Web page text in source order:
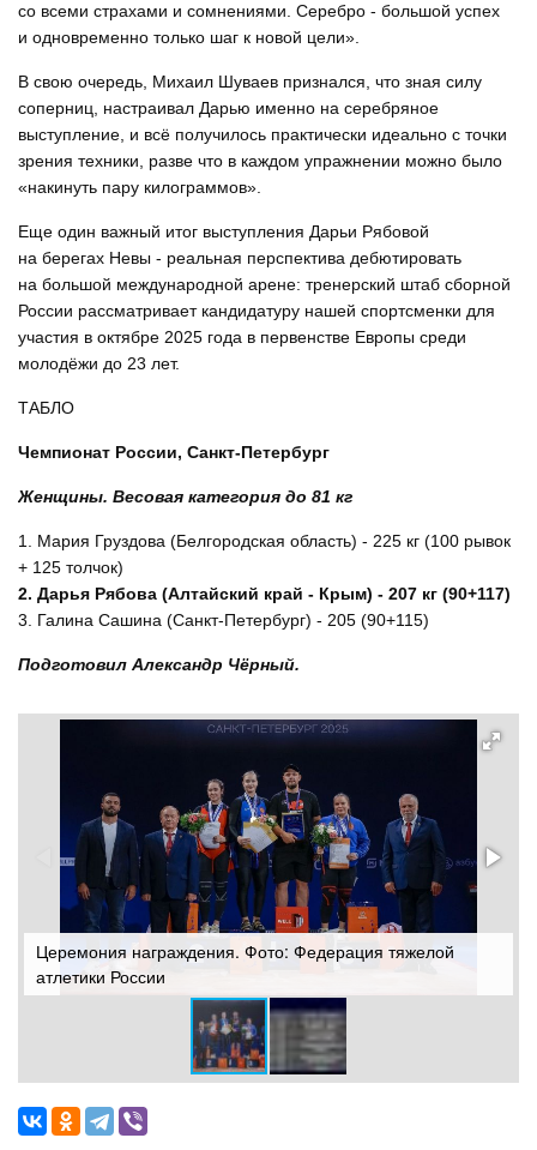
со всеми страхами и сомнениями. Серебро - большой успех
и одновременно только шаг к новой цели».
В свою очередь, Михаил Шуваев признался, что зная силу
соперниц, настраивал Дарью именно на серебряное
выступление, и всё получилось практически идеально с точки
зрения техники, разве что в каждом упражнении можно было
«накинуть пару килограммов».
Еще один важный итог выступления Дарьи Рябовой
на берегах Невы - реальная перспектива дебютировать
на большой международной арене: тренерский штаб сборной
России рассматривает кандидатуру нашей спортсменки для
участия в октябре 2025 года в первенстве Европы среди
молодёжи до 23 лет.
ТАБЛО
Чемпионат России, Санкт‑Петербург
Женщины. Весовая категория до 81 кг
1. Мария Груздова (Белгородская область) - 225 кг (100 рывок
+ 125 толчок)
2. Дарья Рябова (Алтайский край - Крым) - 207 кг (90+117)
3. Галина Сашина (Санкт-Петербург) - 205 (90+115)
Подготовил Александр Чёрный.
Церемония награждения. Фото: Федерация тяжелой
атлетики России